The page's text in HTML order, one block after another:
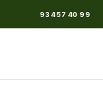
93 457 40 99